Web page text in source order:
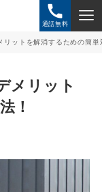
通話無料
リットを解消するための簡単
メリット
！